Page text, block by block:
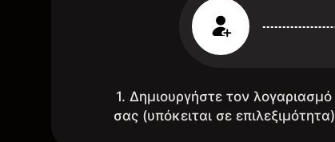
1. Δημιουργήστε τον λογαριασμό
σας (υπόκειται σε επιλεξιμότητα)